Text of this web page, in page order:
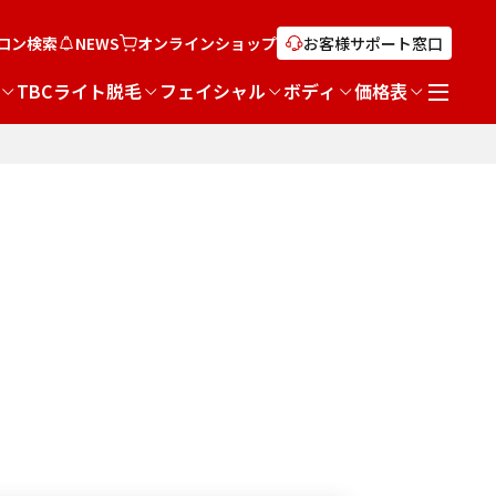
ン検索 NEWS オンラインショップ お客様サポート窓口
TBCライト脱毛 フェイシャル ボディ 価格表